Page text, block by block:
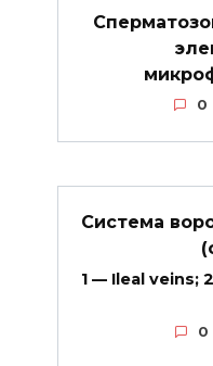
0
Система
1 — Ileal veins;
0